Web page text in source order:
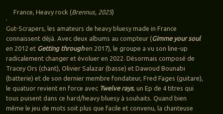
France, Heavy rock (Brennus, 2025)
Gut-Scrapers, les amateurs de heavy bluesy made in France
connaissent déjà. Avec deux albums au compteur (Gimme your soul
en 2012 et Getting throughen 2017), le groupe a vu son line-up
radicalement changer et évoluer en 2022. Désormais composé de
Tracey Ors (chant), Olivier Salazar (basse) et Dawoud Bounabi
(batterie) et de son dernier membre fondateur, Fred Fages (guitare),
le quatuor revient en force avec Twelve rays, un Ep de 4 titres qui
tous puisent dans ce hard/heavy bluesy à souhaits. Quand bien
même le jeu de mots soit plus que facile et convenu, la chanteuse